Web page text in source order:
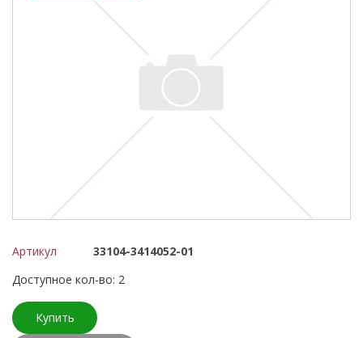
Артикул
33104-3414052-01
Доступное кол-во: 2
Купить